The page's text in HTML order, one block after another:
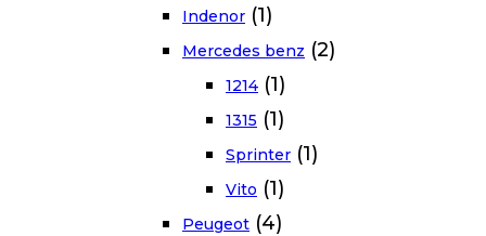
Indenor (1)
Mercedes benz (2)
1214 (1)
1315 (1)
Sprinter (1)
Vito (1)
Peugeot (4)